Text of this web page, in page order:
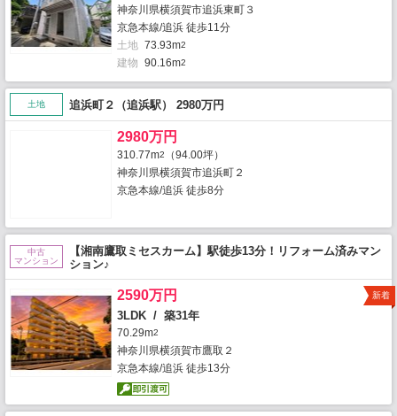
神奈川県横須賀市追浜東町３
京急本線/追浜 徒歩11分
土地 73.93m2
建物 90.16m2
土地 追浜町２（追浜駅） 2980万円
2980万円
310.77m2
（94.00坪）
神奈川県横須賀市追浜町２
京急本線/追浜 徒歩8分
中古
マンション
【湘南鷹取ミセスカーム】駅徒歩13分！リフォーム済みマン
ション♪
2590万円
3LDK / 築31年
70.29m2
神奈川県横須賀市鷹取２
京急本線/追浜 徒歩13分
新着